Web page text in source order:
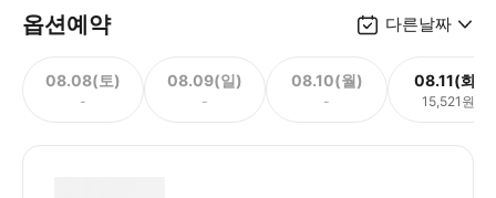
옵션예약 다른날짜
08.08(토)
-
08.09(일)
-
08.10(월)
-
08.11(화)
15,521원